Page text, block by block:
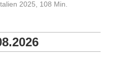
2025, 108 Min.